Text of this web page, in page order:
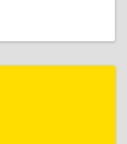
г, Советская